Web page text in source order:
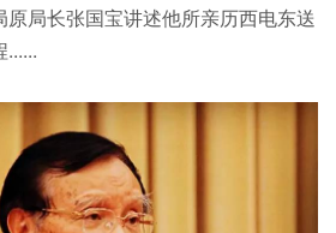
局长张国宝讲述他所亲历西电东送